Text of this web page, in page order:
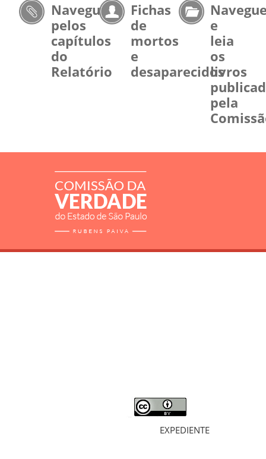
Navegue
pelos
capítulos
do
Relatório
Fichas
de
mortos
e
desaparecidos
e
leia
os
livros
pela
EXPEDIENTE